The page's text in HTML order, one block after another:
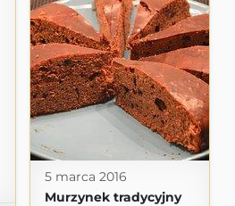
5 marca 2016
Murzynek tradycyjny